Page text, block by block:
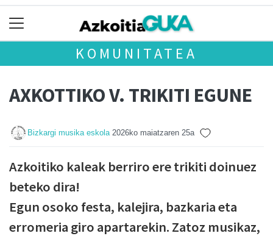
KOMUNITATEA
AXKOTTIKO V. TRIKITI EGUNE
Bizkargi musika eskola 2026ko maiatzaren 25a
Azkoitiko kaleak berriro ere trikiti doinuez
beteko dira!
Egun osoko festa, kalejira, bazkaria eta
erromeria giro apartarekin. Zatoz musikaz,